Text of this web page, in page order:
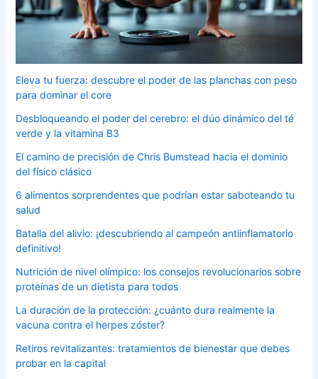
Eleva tu fuerza: descubre el poder de las planchas con peso
para dominar el core
Desbloqueando el poder del cerebro: el dúo dinámico del té
verde y la vitamina B3
El camino de precisión de Chris Bumstead hacia el dominio
del físico clásico
6 alimentos sorprendentes que podrían estar saboteando tu
salud
Batalla del alivio: ¡descubriendo al campeón antiinflamatorio
definitivo!
Nutrición de nivel olímpico: los consejos revolucionarios sobre
proteínas de un dietista para todos
La duración de la protección: ¿cuánto dura realmente la
vacuna contra el herpes zóster?
Retiros revitalizantes: tratamientos de bienestar que debes
probar en la capital